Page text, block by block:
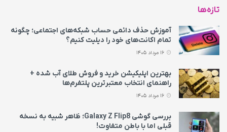
تازه‌ها
آموزش حذف دائمی حساب شبکه‌های اجتماعی؛ چگونه
تمام اکانت‌های خود را دیلیت کنیم؟
بهترین اپلیکیشن خرید و فروش طلای آب شده +
راهنمای انتخاب معتبرترین پلتفرم‌ها
بررسی گوشی Galaxy Z Flip8؛ ظاهر شبیه به نسخه
قبلی اما با باطن متفاوت!